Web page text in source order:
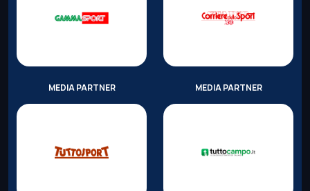
MEDIA PARTNER MEDIA PARTNER